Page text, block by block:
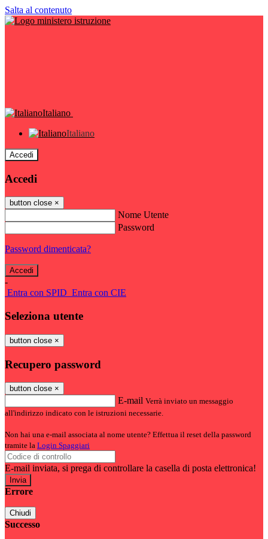
Salta al contenuto
Italiano
Italiano
Accedi
Accedi
button close ×
Nome Utente
Password
Password dimenticata?
-
Entra con SPID Entra con CIE
Seleziona utente
button close ×
Recupero password
button close ×
E-mail Verrà inviato un messaggio
all'indirizzo indicato con le istruzioni necessarie.
Non hai una e-mail associata al nome utente? Effettua il reset della password
tramite la Login Spaggiari
E-mail inviata, si prega di controllare la casella di posta elettronica!
Errore
Chiudi
Successo